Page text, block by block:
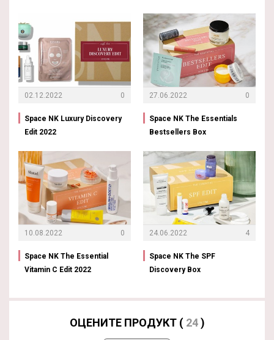
02.12.2022 0
Space NK Luxury Discovery
Edit 2022
10.08.2022 0
Space NK The Essential
Vitamin C Edit 2022
27.06.2022 0
Space NK The Essentials
Bestsellers Box
24.06.2022 4
Space NK The SPF
Discovery Box
ОЦЕНИТЕ ПРОДУКТ ( 24)